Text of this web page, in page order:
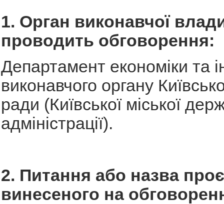
1. Орган виконавчої
проводить обговорення:
Департамент економіки та
виконавчого органу
ради (Київської міської
адміністрації).
2. Питання або назва
винесеного на